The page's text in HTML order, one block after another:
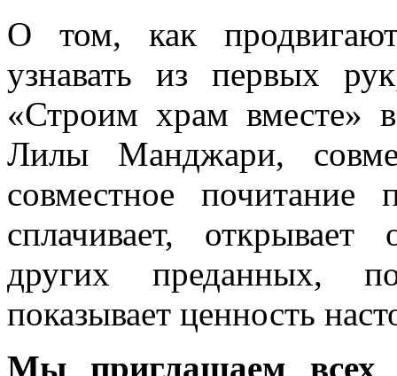
О том, как
узнавать из первых
«Строим храм вместе»
Лилы Манджари,
совместное почитание
сплачивает,
других преданных,
показывает ценность
Мы приглашаем всех